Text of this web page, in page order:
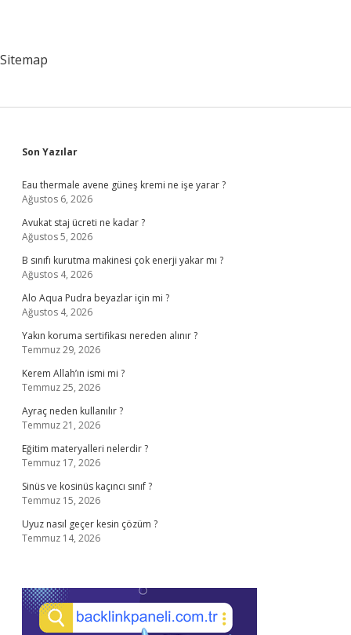
Sitemap
Sidebar
Son Yazılar
Eau thermale avene güneş kremi ne işe yarar ?
Ağustos 6, 2026
Avukat staj ücreti ne kadar ?
Ağustos 5, 2026
B sınıfı kurutma makinesi çok enerji yakar mı ?
Ağustos 4, 2026
Alo Aqua Pudra beyazlar için mi ?
Ağustos 4, 2026
Yakın koruma sertifikası nereden alınır ?
Temmuz 29, 2026
Kerem Allah’ın ismi mi ?
Temmuz 25, 2026
Ayraç neden kullanılır ?
Temmuz 21, 2026
Eğitim materyalleri nelerdir ?
Temmuz 17, 2026
Sinüs ve kosinüs kaçıncı sınıf ?
Temmuz 15, 2026
Uyuz nasıl geçer kesin çözüm ?
Temmuz 14, 2026